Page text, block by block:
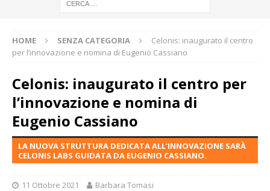
HOME SENZA CATEGORIA
Celonis: inaugurato il centro
per l’innovazione e nomina di Eugenio Cassiano
Celonis: inaugurato il centro per
l’innovazione e nomina di
Eugenio Cassiano
LA NUOVA STRUTTURA DEDICATA ALL’INNOVAZIONE SARÀ
CELONIS LABS GUIDATA DA EUGENIO CASSIANO.
11 Ottobre 2021 Barbara Tomasi